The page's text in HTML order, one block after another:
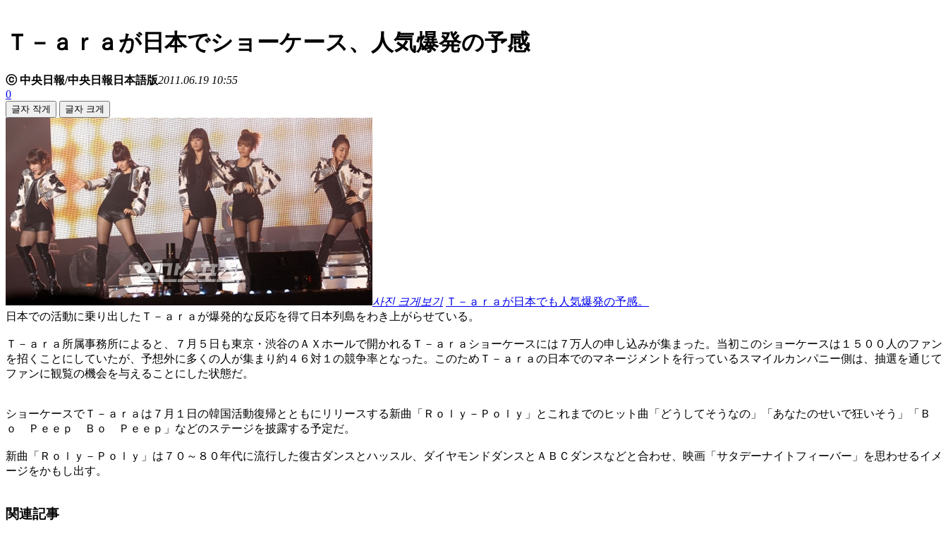
Ｔ－ａｒａが日本でショーケース、人気爆発の予感
ⓒ 中央日報/中央日報日本語版2011.06.19 10:55
0
글자 작게 글자 크게
사진 크게보기 Ｔ－ａｒａが日本でも人気爆発の予感。
日本での活動に乗り出したＴ－ａｒａが爆発的な反応を得て日本列島をわき上がらせている。
Ｔ－ａｒａ所属事務所によると、７月５日も東京・渋谷のＡＸホールで開かれるＴ－ａｒａショーケースには７万人の申し込みが集まった。当初このショーケースは１５００人のファン
を招くことにしていたが、予想外に多くの人が集まり約４６対１の競争率となった。このためＴ－ａｒａの日本でのマネージメントを行っているスマイルカンパニー側は、抽選を通じて
ファンに観覧の機会を与えることにした状態だ。
ショーケースでＴ－ａｒａは７月１日の韓国活動復帰とともにリリースする新曲「Ｒｏｌｙ－Ｐｏｌｙ」とこれまでのヒット曲「どうしてそうなの」「あなたのせいで狂いそう」「Ｂ
ｏ Ｐｅｅｐ Ｂｏ Ｐｅｅｐ」などのステージを披露する予定だ。
新曲「Ｒｏｌｙ－Ｐｏｌｙ」は７０～８０年代に流行した復古ダンスとハッスル、ダイヤモンドダンスとＡＢＣダンスなどと合わせ、映画「サタデーナイトフィーバー」を思わせるイメ
ージをかもし出す。
関連記事